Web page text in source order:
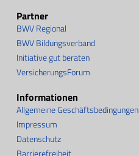
Informationen
Allgemeine Geschäftsbedingungen
Impressum
Datenschutz
Barrierefreiheit
Partner
BWV Regional
BWV Bildungsverband
Initiative gut beraten
VersicherungsForum